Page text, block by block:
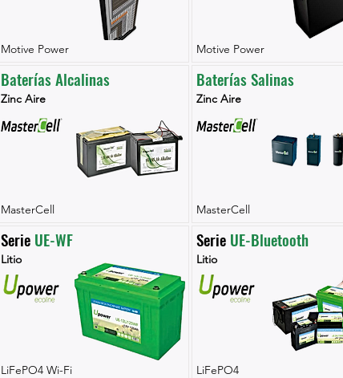
Motive Power
Baterías Alcalinas
Zinc Aire
MasterCell
Serie UE-WF
Litio
LiFePO4 Wi-Fi
Motive Power
Baterías Salinas
Zinc Aire
MasterCell
Serie UE-Bluetooth
Litio
LiFePO4